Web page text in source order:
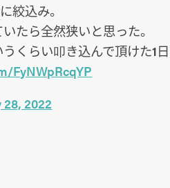
絞込み。
たら全然狭いと思った。
くらい叩き込んで頂けた1
FyNWpRcqYP
28, 2022